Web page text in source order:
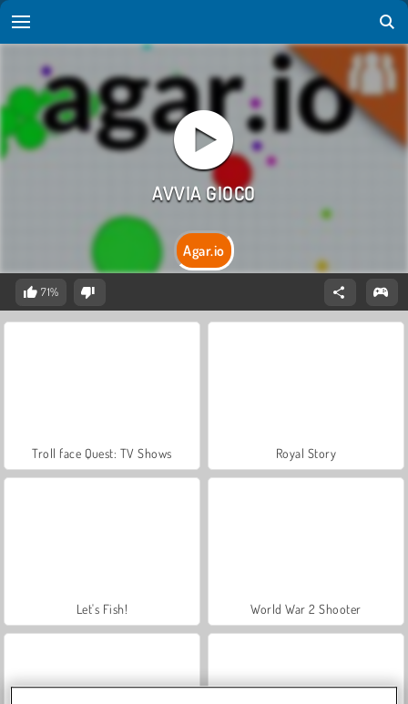
Agar.io
71%
Troll face Quest: TV Shows Royal Story
Let's Fish! World War 2 Shooter